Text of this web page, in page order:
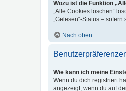
Wozu ist die Funktion
„Alle Cookies löschen“
„Gelesen“-Status –
Nach oben
Wie kann ich meine
Wenn du dich registriert
angezeigt, wenn du auf